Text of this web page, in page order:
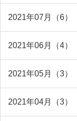
2021年07月（6）
2021年06月（4）
2021年05月（3）
2021年04月（3）